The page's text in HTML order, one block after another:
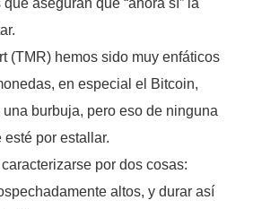
(TMR) hemos sido muy enfáticos
en especial el Bitcoin,
burbuja, pero eso de ninguna
por estallar.
por dos cosas:
altos, y durar así